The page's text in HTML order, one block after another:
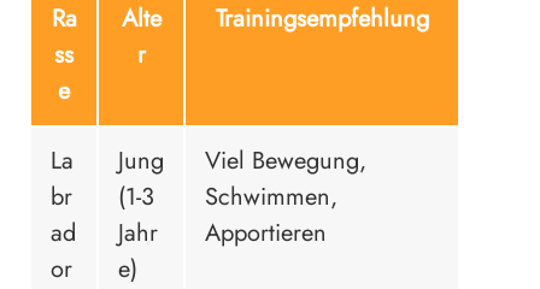
Ra
ss
e
Alte
r
Trainingsempfehlung
La
br
ad
or
Jung
(1-3
Jahr
e)
Viel Bewegung,
Schwimmen,
Apportieren